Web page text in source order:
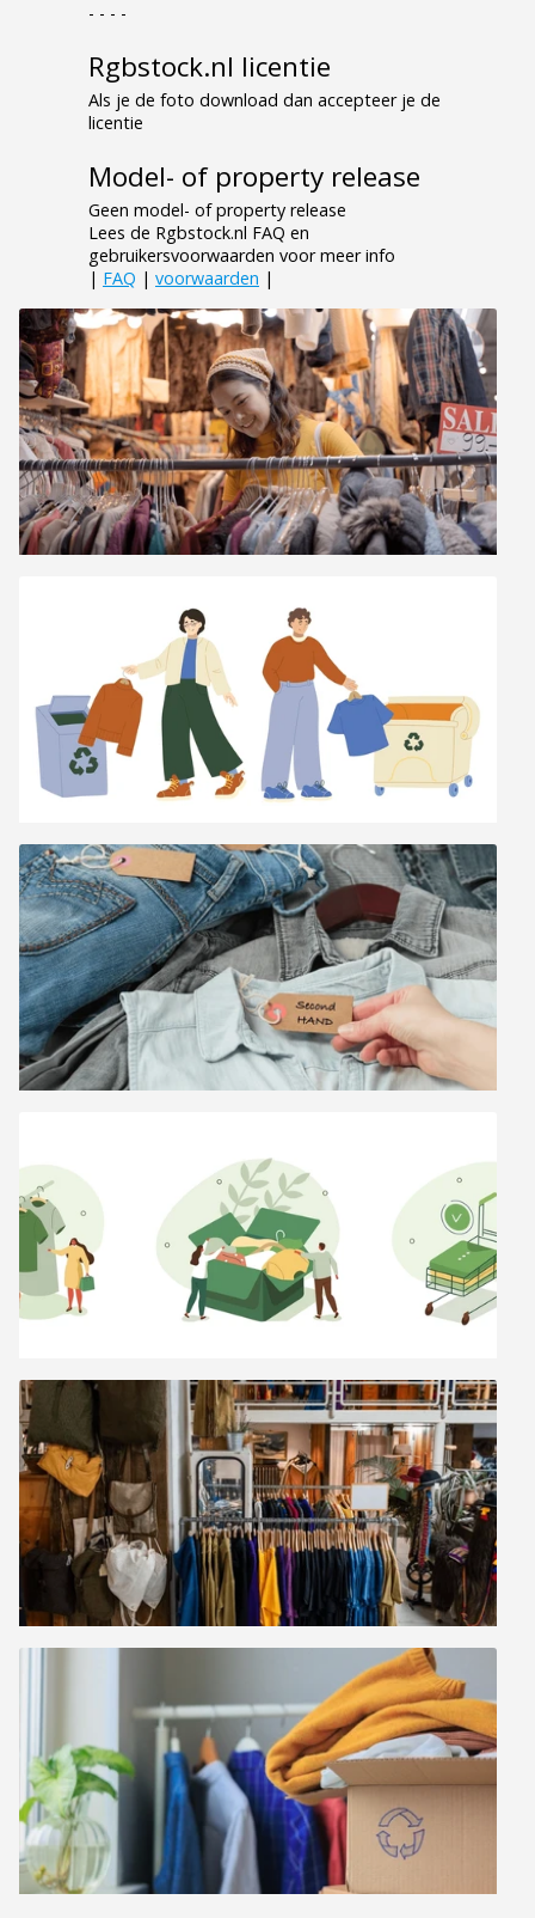
- - - -
Rgbstock.nl licentie
Als je de foto download dan accepteer je de
licentie
Model- of property release
Geen model- of property release
Lees de Rgbstock.nl FAQ en
gebruikersvoorwaarden voor meer info
| FAQ | voorwaarden |